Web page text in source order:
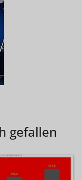
gefallen